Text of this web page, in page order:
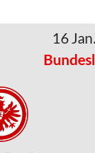
16